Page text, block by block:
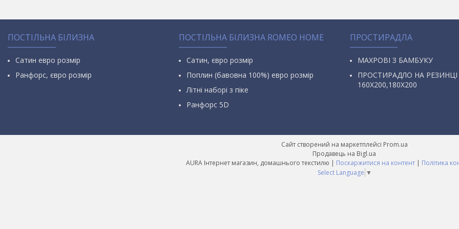
ПОСТІЛЬНА БІЛИЗНА
Сатин евро розмір
Ранфорс, євро розмір
ПОСТІЛЬНА БІЛИЗНА ROMEO HOME
Сатин, євро розмір
Поплин (бавовна 100%) евро розмір
Літні наборі з піке
Ранфорс 5D
ПРОСТИРАДЛА
МАХРОВІ З БАМБУКУ
ПРОСТИРАДЛО НА РЕЗИНЦІ
160Х200,180Х200
Сайт створений на маркетплейсі Prom.ua
Продавець на Bigl.ua
AURA Інтернет магазин, домашнього текстилю | Поскаржитися на контент | Політика
Select Language ▼